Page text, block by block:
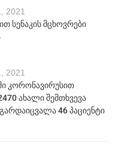
2021
სენაკის მცხოვრები
2021
კორონავირუსით
ახალი შემთხვევა
46 პაციენტი